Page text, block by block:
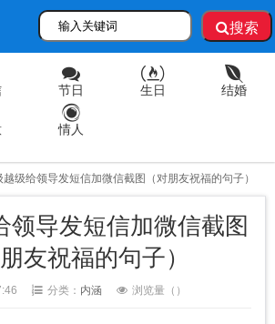
搜索
节日 生日 结婚
情人
越级给领导发短信加微信截图（对朋友祝福的句子）
领导发短信加微信截图
朋友祝福的句子）
分类： 内涵 浏览量（ ）